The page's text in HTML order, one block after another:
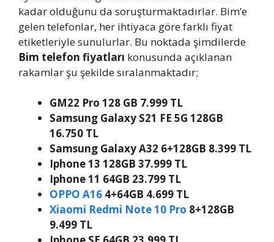
kadar olduğunu da soruşturmaktadırlar. Bim’e
gelen telefonlar, her ihtiyaca göre farklı fiyat
etiketleriyle sunulurlar. Bu noktada şimdilerde
Bim telefon fiyatları konusunda açıklanan
rakamlar şu şekilde sıralanmaktadır;
GM22 Pro 128 GB 7.999 TL
Samsung Galaxy S21 FE 5G 128GB
16.750 TL
Samsung Galaxy A32 6+128GB 8.399 TL
Iphone 13 128GB 37.999 TL
Iphone 11 64GB 23.799 TL
OPPO A16 4+64GB 4.699 TL
Xiaomi Redmi Note 10 Pro 8+128GB
9.499 TL